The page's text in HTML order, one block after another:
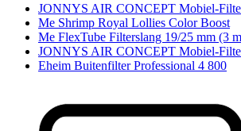
JONNYS AIR CONCEPT Mobiel-
Me Shrimp Royal Lollies Color Boost
Me FlexTube Filterslang 19/25 mm (3
JONNYS AIR CONCEPT Mobiel-
Eheim Buitenfilter Professional 4 800